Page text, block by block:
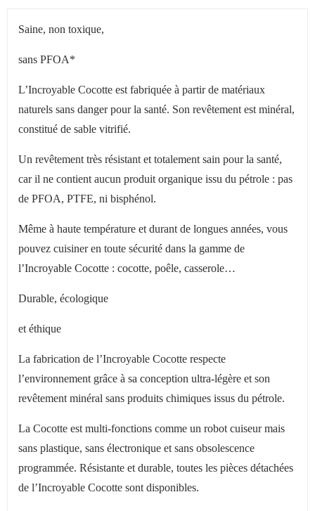
Saine, non toxique,
sans PFOA*
L’Incroyable Cocotte est fabriquée à partir de matériaux
naturels sans danger pour la santé. Son revêtement est minéral,
constitué de sable vitrifié.
Un revêtement très résistant et totalement sain pour la santé,
car il ne contient aucun produit organique issu du pétrole : pas
de PFOA, PTFE, ni bisphénol.
Même à haute température et durant de longues années, vous
pouvez cuisiner en toute sécurité dans la gamme de
l’Incroyable Cocotte : cocotte, poêle, casserole…
Durable, écologique
et éthique
La fabrication de l’Incroyable Cocotte respecte
l’environnement grâce à sa conception ultra-légère et son
revêtement minéral sans produits chimiques issus du pétrole.
La Cocotte est multi-fonctions comme un robot cuiseur mais
sans plastique, sans électronique et sans obsolescence
programmée. Résistante et durable, toutes les pièces détachées
de l’Incroyable Cocotte sont disponibles.